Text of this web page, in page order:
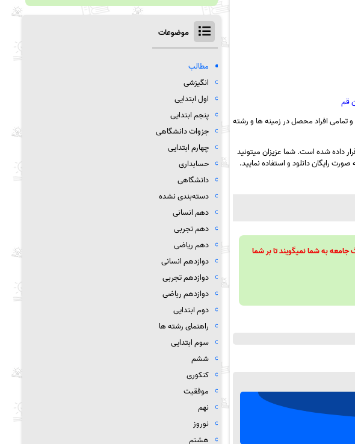
افراد محصل در زمینه ها و رشته
داده شده است. شما عزیزان میتونید
صورت رایگان دانلود و استفاده نمایید.
جمع و زیر دستانتان! 48 قانون که رهبران واقعی و بزرگ جامعه به شما نمیگویند تا بر شما
موضوعات
مطالب
انگیزشی
اول ابتدایی
پنجم ابتدایی
جزوات دانشگاهی
چهارم ابتدایی
حسابداری
دانشگاهی
دسته‌بندی نشده
دهم انسانی
دهم تجربی
دهم ریاضی
دوازدهم انسانی
دوازدهم تجربی
دوازدهم رباضی
دوم ابتدایی
راهنمای رشته ها
سوم ابتدایی
ششم
کنکوری
موفقیت
نهم
نوروز
هشتم